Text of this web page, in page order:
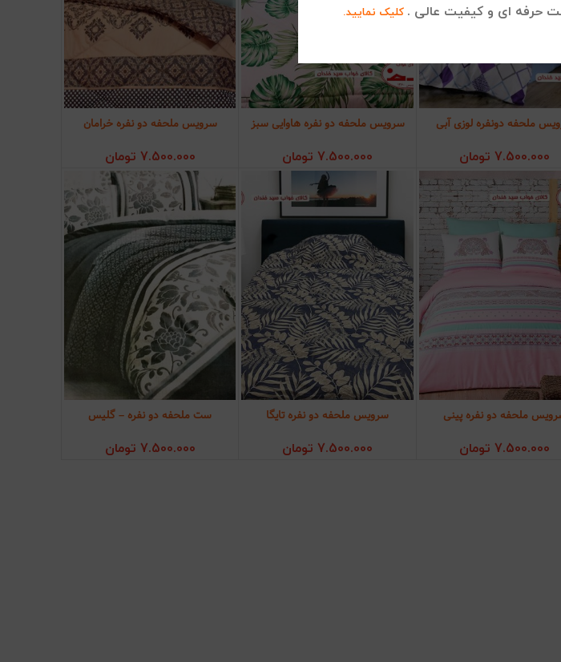
حرفه ای و کیفیت عالی . کلیک نمایید.
افزودن به سبد خرید
ملحفه دونفره لوزی آبی
7.500.000 تومان
افزودن به سبد خرید
سرویس ملحفه دو نفره هاوایی سبز
7.500.000 تومان
افزودن به سبد خرید
سرویس ملحفه دو نفره خرامان
7.500.000 تومان
افزودن به سبد خرید
ملحفه دو نفره پینی
7.500.000 تومان
افزودن به سبد خرید
سرویس ملحفه دو نفره تایگا
7.500.000 تومان
افزودن به سبد خرید
ست ملحفه دو نفره – گلیس
7.500.000 تومان